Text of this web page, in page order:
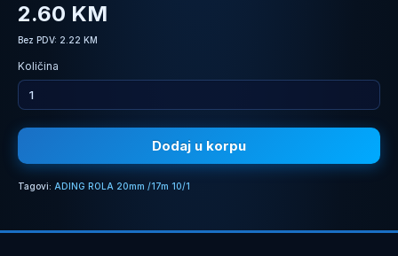
2.60 KM
Bez PDV: 2.22 KM
Količina
Dodaj u korpu
Tagovi: ADING ROLA 20mm /17m 10/1